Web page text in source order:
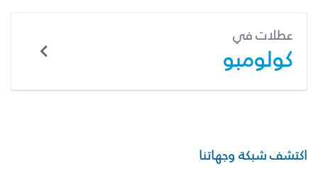
عطلات في
كولومبو
اكتشف شبكة وجهاتنا